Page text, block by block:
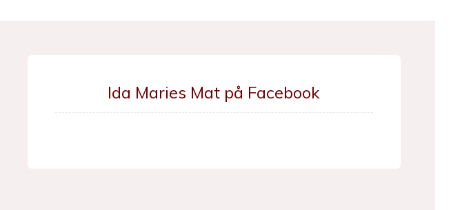
Ida Maries Mat på Facebook